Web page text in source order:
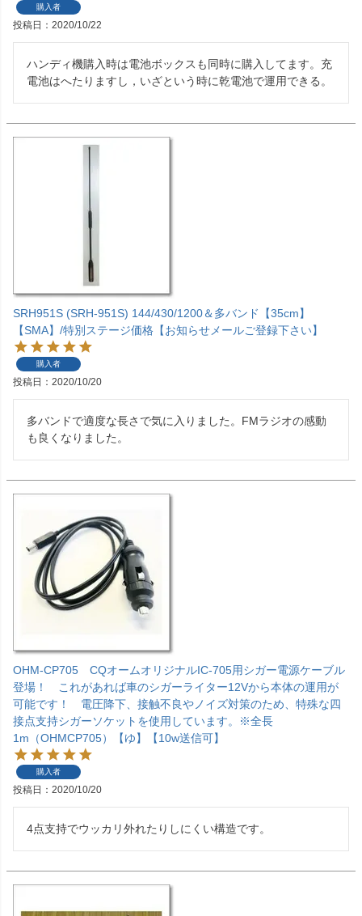
購入者
投稿日 2020/10/22
ハンディ機購入時は電池ボックスも同時に購入してます。充
電池はへたりますし，いざという時に乾電池で運用できる。
SRH951S (SRH-951S) 144/430/1200＆多バンド【35cm】
【SMA】/特別ステージ価格【お知らせメールご登録下さい】
購入者
投稿日 2020/10/20
多バンドで適度な長さで気に入りました。FMラジオの感動
も良くなりました。
OHM-CP705 CQオームオリジナルIC-705用シガー電源ケーブル
登場！ これがあれば車のシガーライター12Vから本体の運用が
可能です！ 電圧降下、接触不良やノイズ対策のため、特殊な四
接点支持シガーソケットを使用しています。※全長
1m（OHMCP705）【ゆ】【10w送信可】
購入者
投稿日 2020/10/20
4点支持でウッカリ外れたりしにくい構造です。